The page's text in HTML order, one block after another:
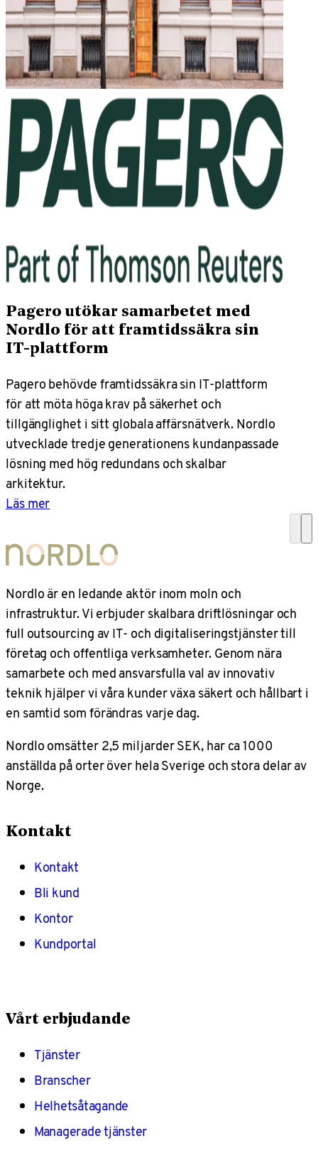
Pagero utökar samarbetet med
Nordlo för att framtidssäkra sin
IT-plattform
Pagero behövde framtidssäkra sin IT-plattform
för att möta höga krav på säkerhet och
tillgänglighet i sitt globala affärsnätverk. Nordlo
utvecklade tredje generationens kundanpassade
lösning med hög redundans och skalbar
arkitektur.
Läs mer
Nordlo är en ledande aktör inom moln och
infrastruktur. Vi erbjuder skalbara driftlösningar och
full outsourcing av IT- och digitaliseringstjänster till
företag och offentliga verksamheter. Genom nära
samarbete och med ansvarsfulla val av innovativ
teknik hjälper vi våra kunder växa säkert och hållbart i
en samtid som förändras varje dag.
Nordlo omsätter 2,5 miljarder SEK, har ca 1000
anställda på orter över hela Sverige och stora delar av
Norge.
Kontakt
Kontakt
Bli kund
Kontor
Kundportal
Vårt erbjudande
Tjänster
Branscher
Helhetsåtagande
Managerade tjänster